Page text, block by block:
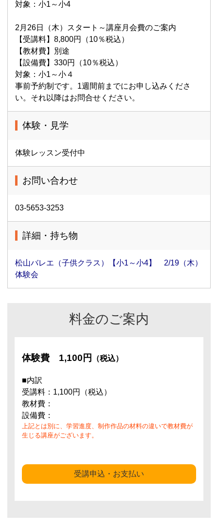
対象：小1～小4
2月26日（木）スタート～講座月会費のご案内
【受講料】8,800円（10％税込）
【教材費】別途
【設備費】330円（10％税込）
対象：小1～小４
事前予約制です。1週間前までにお申し込みくださ
い。それ以降はお問合せください。
体験・見学
体験レッスン受付中
お問い合わせ
03-5653-3253
詳細・持ち物
松山バレエ（子供クラス）【小1～小4】 2/19（木）
体験会
料金のご案内
体験費 1,100円 （税込）
■内訳
受講料：1,100円（税込）
教材費：
設備費：
上記とは別に、学習進度、制作作品の材料の違いで教材費が
生じる講座がございます。
受講申込・お支払い